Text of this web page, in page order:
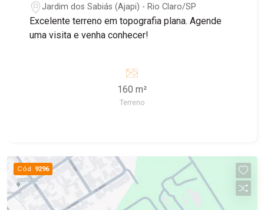
Jardim dos Sabiás (Ajapi) - Rio Claro/SP
Excelente terreno em topografia plana. Agende
uma visita e venha conhecer!
160 m²
Terreno
Cód. 9296